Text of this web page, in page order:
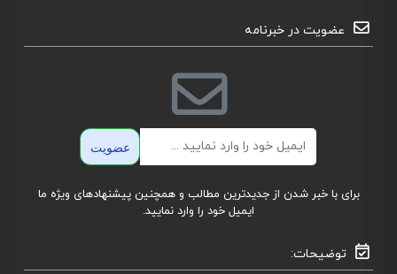
عضویت در خبرنامه
عضویت
برای با خبر شدن از جدیدترین مطالب و همچنین پیشنهادهای ویژه ما
ایمیل خود را وارد نمایید.
توضیحات: